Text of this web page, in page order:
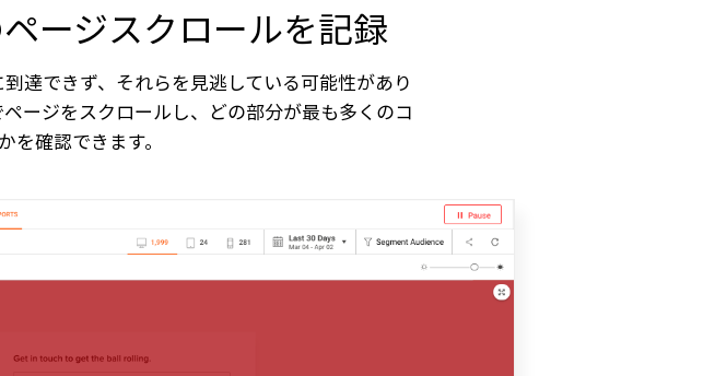
ージスクロールを記録
達できず、それらを見逃している可能性があり
ージをスクロールし、どの部分が最も多くのコ
を確認できます。